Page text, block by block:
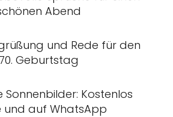
Abend
und Rede für den
70. Geburtstag
Sonnenbilder: Kostenlos
und auf WhatsApp